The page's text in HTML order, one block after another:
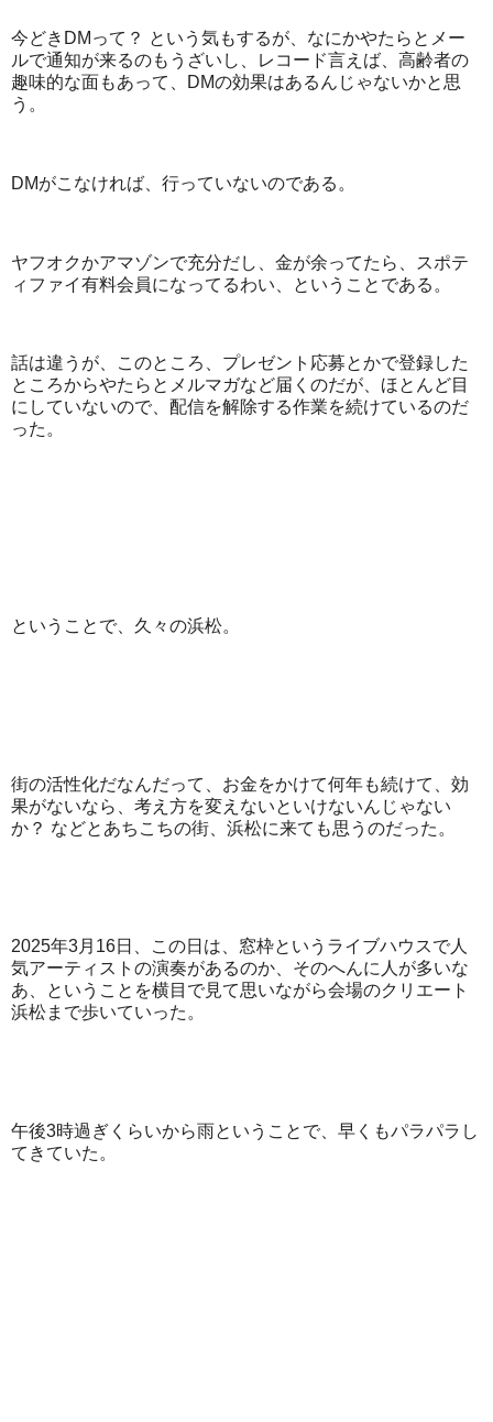
今どきDMって？ という気もするが、なにかやたらとメー
ルで通知が来るのもうざいし、レコード言えば、高齢者の
趣味的な面もあって、DMの効果はあるんじゃないかと思
う。
DMがこなければ、行っていないのである。
ヤフオクかアマゾンで充分だし、金が余ってたら、スポテ
ィファイ有料会員になってるわい、ということである。
話は違うが、このところ、プレゼント応募とかで登録した
ところからやたらとメルマガなど届くのだが、ほとんど目
にしていないので、配信を解除する作業を続けているのだ
った。
ということで、久々の浜松。
街の活性化だなんだって、お金をかけて何年も続けて、効
果がないなら、考え方を変えないといけないんじゃない
か？ などとあちこちの街、浜松に来ても思うのだった。
2025年3月16日、この日は、窓枠というライブハウスで人
気アーティストの演奏があるのか、そのへんに人が多いな
あ、ということを横目で見て思いながら会場のクリエート
浜松まで歩いていった。
午後3時過ぎくらいから雨ということで、早くもパラパラし
てきていた。